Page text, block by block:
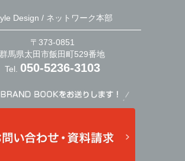
Design / ネットワーク本部
〒373-0851
群馬県太田市飯田町529番地
Tel. 050-5236-3103